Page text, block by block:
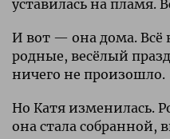
уставилась на пламя.
И вот — она дома. Всё
родные, весёлый
ничего не произошло.
Но Катя изменилась.
она стала собранной,